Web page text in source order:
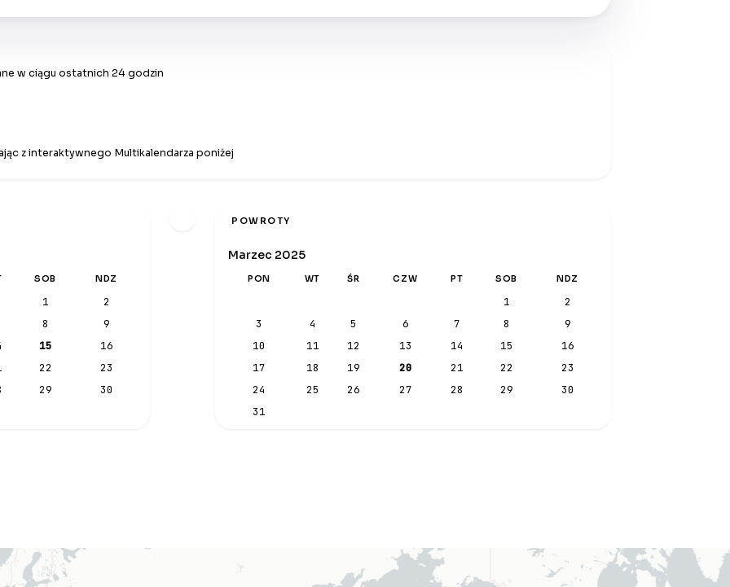
w ciągu ostatnich 24 godzin
z interaktywnego Multikalendarza poniżej
SOB NDZ
1
2
8
9
15
16
22
23
29 30
POWROTY
Marzec 2025
PON WT ŚR CZW PT SOB NDZ
1
2
3
4 5 6 7 8
9
10
11 12 13 14 15
16
17
18 19 20 21 22
23
24
25 26 27 28 29
30
31